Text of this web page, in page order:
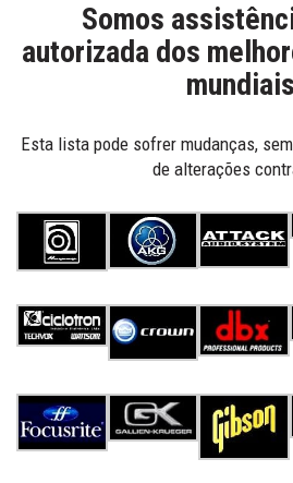
Somos
autorizada dos
Esta lista pode sofrer mudanças,
de alterações